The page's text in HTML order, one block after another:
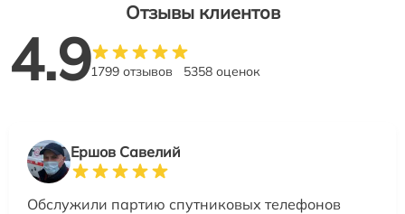
Отзывы клиентов
4.91799 отзывов 5358 оценок
Ершов Савелий
Обслужили партию спутниковых телефонов